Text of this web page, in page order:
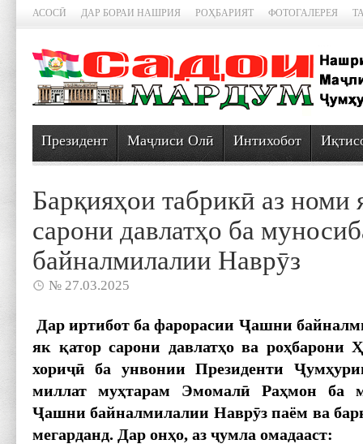
АСОСӢ ДАР БОРАИ НАШРИЯ РОҲБАРИЯТ ФОТОГАЛЕРЕЯ
Президент Маҷлиси Олӣ Интихобот
Барқияҳои табрикӣ аз номи
сарони давлатҳо ба
байналмилалии Наврӯз
№ 27.03.2025
Дар иртибот ба фарорасии Ҷашни
як қатор сарони давлатҳо ва роҳбарони
хориҷӣ ба унвонии Президенти
миллат муҳтарам Эмомалӣ Раҳмон ба
Ҷашни байналмилалии Наврӯз паём ва
мегарданд. Дар онҳо, аз ҷумла омадааст: